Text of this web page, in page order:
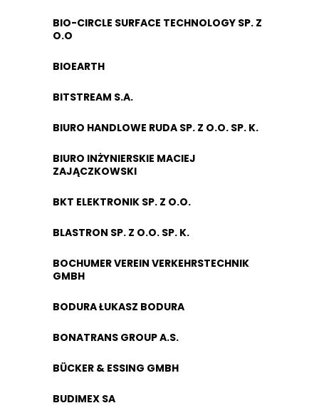
BIO-CIRCLE SURFACE TECHNOLOGY SP. Z
O.O
BIOEARTH
BITSTREAM S.A.
BIURO HANDLOWE RUDA SP. Z O.O. SP. K.
BIURO INŻYNIERSKIE MACIEJ
ZAJĄCZKOWSKI
BKT ELEKTRONIK SP. Z O.O.
BLASTRON SP. Z O.O. SP. K.
BOCHUMER VEREIN VERKEHRSTECHNIK
GMBH
BODURA ŁUKASZ BODURA
BONATRANS GROUP A.S.
BÜCKER & ESSING GMBH
BUDIMEX SA